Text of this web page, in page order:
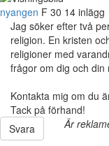
nyangen F 30 14 inlägg
Jag söker efter två
religion. En kristen
religioner med
frågor om dig och din
Kontakta mig om du
Tack på förhand!
Svara
Är